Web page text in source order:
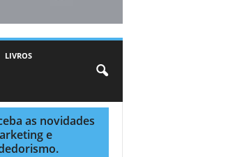
LIVROS
as novidades
e